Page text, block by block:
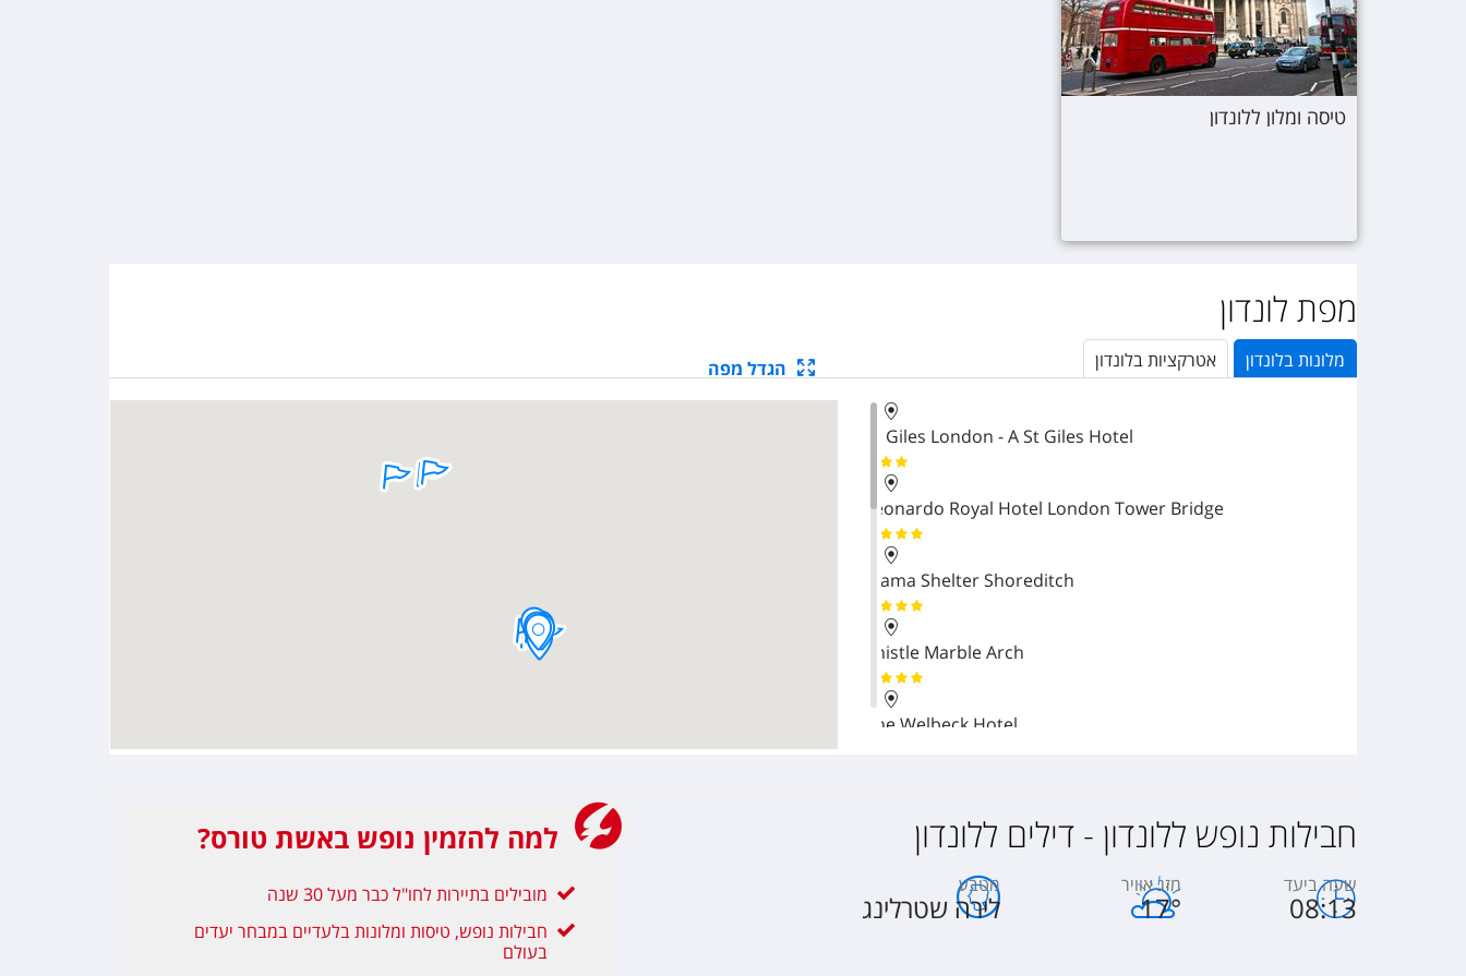
טיסה ומלון ללונדון
מפת לונדון
מלונותבלונדון אטרקציות בלונדון
St Giles London - A St Giles Hotel
Leonardo Royal Hotel London Tower Bridge
Mama Shelter Shoreditch
Thistle Marble Arch
The Welbeck Hotel
הגדל מפה
חבילות נופש ללונדון - דילים ללונדון
שעה ביעד
08:13
מזג אוויר
17°
מטבע
לירה שטרלינג
למה להזמין נופש באשת טורס?
מובילים בתיירות לחו"ל כבר מעל 30 שנה
חבילות נופש, טיסות ומלונות בלעדיים במבחר יעדים
בעולם